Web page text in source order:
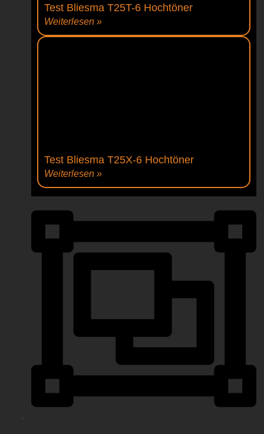
Test Bliesma T25T-6 Hochtöner
Weiterlesen »
Test Bliesma T25X-6 Hochtöner
Weiterlesen »